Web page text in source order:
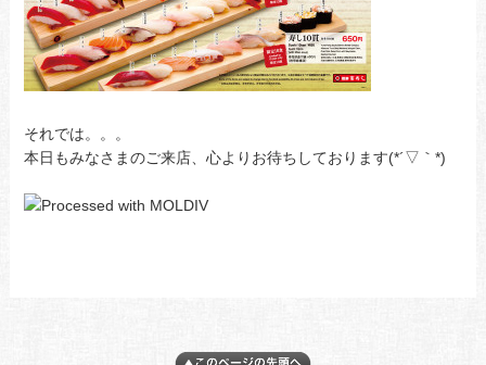
それでは。。。
本日もみなさまのご来店、心よりお待ちしております(*´▽｀*)